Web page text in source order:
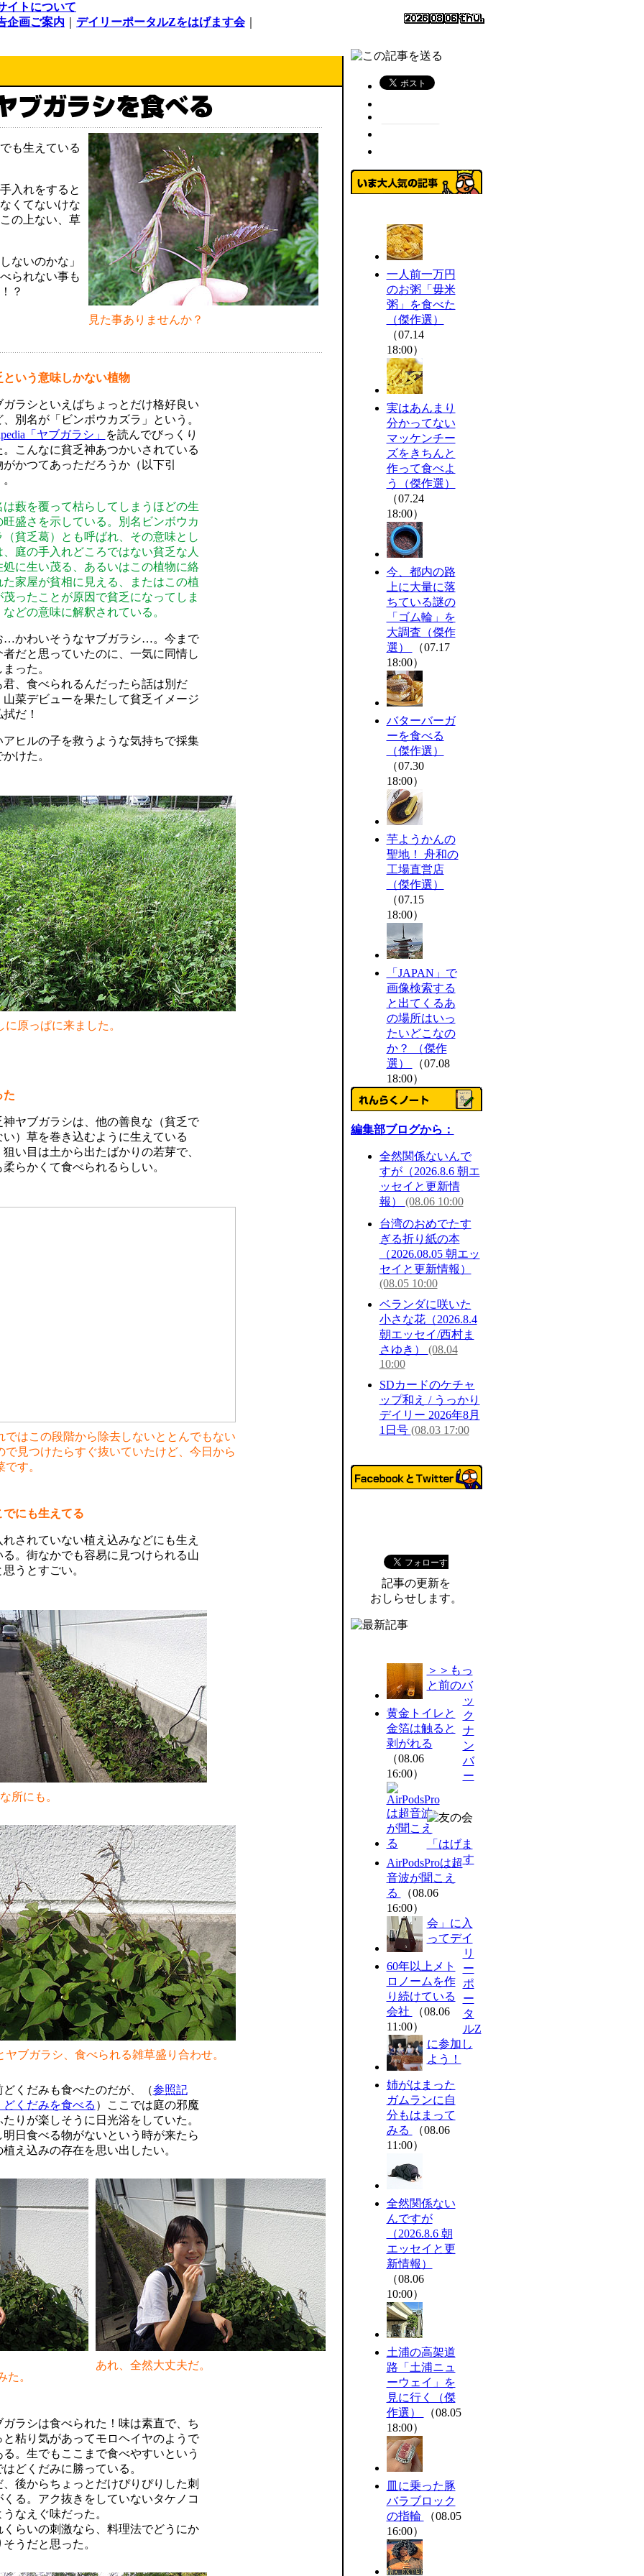
イトについて
企画ご案内
デイリーポータルZをはげます会｜
見た事ありませんか？
も生えている
入れをすると
くてないけな
の上ない、草
ないのかな」
られない事も
？
という意味しかない植物
ガラシといえばちょっとだけ格好良い
、別名が「ビンボウカズラ」という。
「ヤブガラシ」
を読んでびっくり
。こんなに貧乏神あつかいされている
がかつてあっただろうか（以下引
は藪を覆って枯らしてしまうほどの生
旺盛さを示している。別名ビンボウカ
（貧乏葛）とも呼ばれ、その意味とし
、庭の手入れどころではない貧乏な人
処に生い茂る、あるいはこの植物に絡
た家屋が貧相に見える、またはこの植
茂ったことが原因で貧乏になってしま
などの意味に解釈されている。
…かわいそうなヤブガラシ…。今まで
者だと思っていたのに、一気に同情し
った。
君、食べられるんだったら話は別だ
山菜デビューを果たして貧乏イメージ
だ！
アヒルの子を救うような気持ちで採集
けた。
に原っぱに来ました。
た
神ヤブガラシは、他の善良な（貧乏で
い）草を巻き込むように生えている
狙い目は土から出たばかりの若芽で、
柔らかくて食べられるらしい。
ではこの段階から除去しないととんでもない
で見つけたらすぐ抜いていたけど、今日から
す。
でにも生えてる
れされていない植え込みなどにも生え
る。街なかでも容易に見つけられる山
うとすごい。
所にも。
ヤブガラシ、食べられる雑草盛り合わせ。
どくだみも食べたのだが、（参照記
どくだみを食べる ）ここでは庭の邪魔
たりが楽しそうに日光浴をしていた。
明日食べる物がないという時が来たら
植え込みの存在を思い出したい。
。
あれ、全然大丈夫だ。
ガラシは食べられた！味は素直で、ち
と粘り気があってモロヘイヤのようで
る。生でもここまで食べやすいという
はどくだみに勝っている。
、後からちょっとだけぴりぴりした刺
くる。アク抜きをしていないタケノコ
なえぐ味だった。
くらいの刺激なら、料理法でどうにか
うだと思った。
一人前一万円
のお粥「毋米
粥」を食べた
（傑作選）
（07.14
18:00）
実はあんまり
分かってない
マッケンチー
ズをきちんと
作って食べよ
う（傑作選）
（07.24
18:00）
今、都内の路
上に大量に落
ちている謎の
「ゴム輪」を
大調査（傑作
選）
（07.17
18:00）
バターバーガ
ーを食べる
（傑作選）
（07.30
18:00）
芋ようかんの
聖地！ 舟和の
工場直営店
（傑作選）
（07.15
18:00）
「JAPAN」で
画像検索する
と出てくるあ
の場所はいっ
たいどこなの
か？ （傑作
選）
（07.08
18:00）
編集部ブログから：
全然関係ないんで
すが（2026.8.6 朝エ
ッセイと更新情
報） (08.06 10:00
台湾のおめでたす
ぎる折り紙の本
（2026.08.05 朝エッ
セイと更新情報）
(08.05 10:00
ベランダに咲いた
小さな花（2026.8.4
朝エッセイ/西村ま
さゆき） (08.04
10:00
SDカードのケチャ
ップ和え / うっかり
デイリー 2026年8月
1日号 (08.03 17:00
記事の更新を
おしらせします。
黄金トイレと
金箔は触ると
剥がれる
（08.06
16:00）
AirPodsProは超
音波が聞こえ
る
（08.06
16:00）
60年以上メト
ロノームを作
り続けている
会社
（08.06
11:00）
姉がはまった
ガムランに自
分もはまって
みる
（08.06
11:00）
全然関係ない
んですが
（2026.8.6 朝
エッセイと更
新情報）
（08.06
10:00）
土浦の高架道
路「土浦ニュ
ーウェイ」を
見に行く（傑
作選）
（08.05
18:00）
皿に乗った豚
バラブロック
の指輪
（08.05
16:00）
＞＞もっ
と前のバ
ッ
ク
ナ
ン
バ
ー
「はげま
す
会」に入
ってデイ
リ
ー
ポ
ー
タ
ルZ
に参加し
よう！